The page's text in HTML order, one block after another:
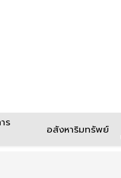
ร
อสังหาริมทรัพย์